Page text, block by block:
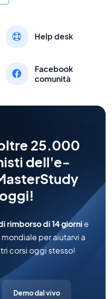
Help desk
Facebook
comunità
25.000
dell'e-
rimborso di 14 giorni e
per aiutarvi a
corsi oggi stesso!
Demo dal vivo